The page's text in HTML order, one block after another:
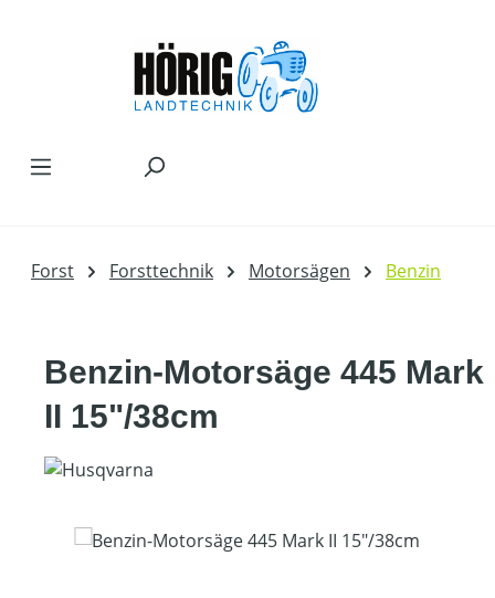
Forst Forsttechnik Motorsägen Benzin
Benzin-Motorsäge 445 Mark
II 15"/38cm
Bildergalerie überspringen